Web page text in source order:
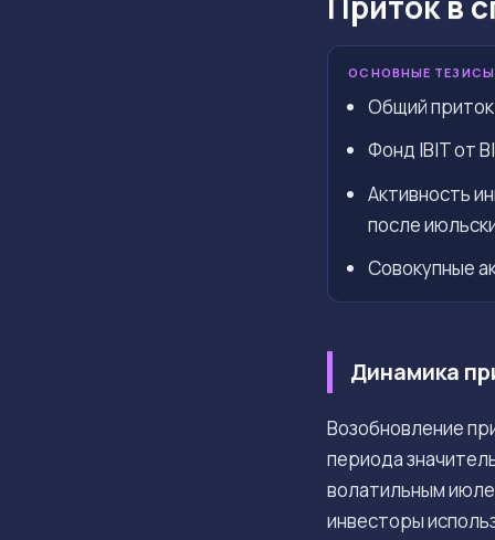
ОСНОВНЫЕ ТЕЗИСЫ
Общий
Фонд IBIT от
Активность
после
Совокупные
Динамика
Возобновление
периода
волатильным
инвесторы